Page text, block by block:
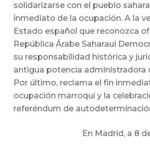
solidarizarse con el pueblo
inmediato de la ocupación. A la
Estado español que reconozca
República Árabe Saharaui
su responsabilidad histórica y
antigua potencia administradora
Por último, reclama el fin
ocupación marroquí y la
referéndum de
En Madrid, a 8